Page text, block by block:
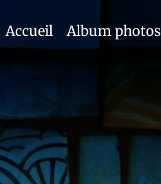
Accueil Album photos